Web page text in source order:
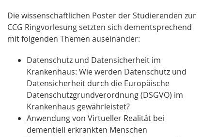
Die wissenschaftlichen Poster der Studierenden zur
CCG Ringvorlesung setzten sich dementsprechend
mit folgenden Themen auseinander:
Datenschutz und Datensicherheit im
Krankenhaus: Wie werden Datenschutz und
Datensicherheit durch die Europäische
Datenschutzgrundverordnung (DSGVO) im
Krankenhaus gewährleistet?
Anwendung von Virtueller Realität bei
dementiell erkrankten Menschen